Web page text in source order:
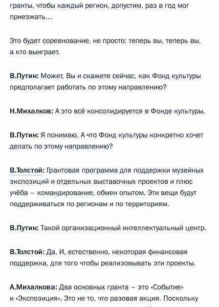
гранты, чтобы каждый регион, допустим, раз в год мог
приезжать…
Это будет соревнование, не просто: теперь вы, теперь вы,
а кто выиграет.
В.Путин: Может, Вы и скажете сейчас, как Фонд культуры
предполагает работать по этому направлению?
Н.Михалков: А это всё консолидируется в Фонде культуры.
В.Путин: Я понимаю. А что Фонд культуры конкретно хочет
делать по этому направлению?
В.Толстой: Грантовая программа для поддержки музейных
экспозиций и отдельных выставочных проектов и плюс
учёба – командирование, обмен опытом. Эти вещи будут
поддерживаться по регионам и по территориям.
В.Путин: Такой организационный интеллектуальный центр.
В.Толстой: Да. И, естественно, некоторая финансовая
поддержка, для того чтобы реализовывать эти проекты.
А.Михалкова: Два основных гранта – это «Событие»
и «Экспозиция». Это не то, что разовая акция. Поскольку